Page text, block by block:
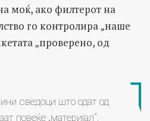
моќ, ако филтерот на
го контролира „наше
„проверено, од
сведоци што одат од
повеќе „материјал“,